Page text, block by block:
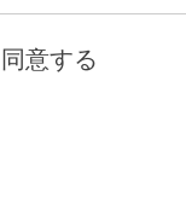
同意する